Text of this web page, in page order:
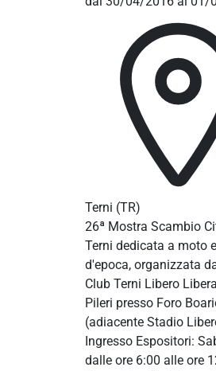
Terni (TR)
26ª Mostra Scambio
Terni dedicata a moto
d'epoca, organizzata
Club Terni Libero
Pileri presso Foro
(adiacente Stadio
Ingresso Espositori:
dalle ore 6:00 alle ore